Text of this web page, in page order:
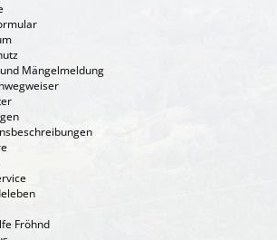
Mängelmeldung
Fröhnd